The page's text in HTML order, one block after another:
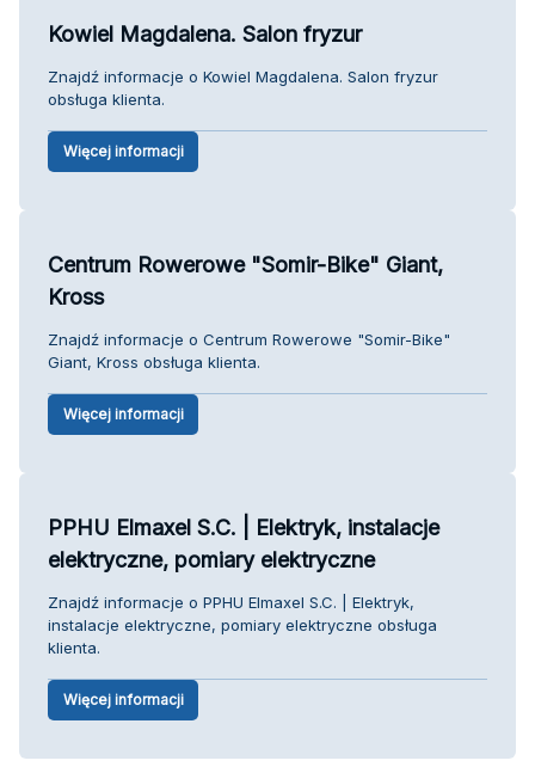
Kowiel Magdalena. Salon fryzur
Znajdź informacje o Kowiel Magdalena. Salon fryzur
obsługa klienta.
Więcej informacji
Centrum Rowerowe "Somir-Bike" Giant,
Kross
Znajdź informacje o Centrum Rowerowe "Somir-Bike"
Giant, Kross obsługa klienta.
Więcej informacji
PPHU Elmaxel S.C. | Elektryk, instalacje
elektryczne, pomiary elektryczne
Znajdź informacje o PPHU Elmaxel S.C. | Elektryk,
instalacje elektryczne, pomiary elektryczne obsługa
klienta.
Więcej informacji